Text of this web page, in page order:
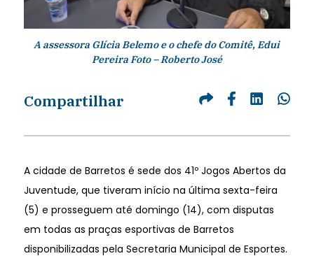
A assessora Glícia Belemo e o chefe do Comitê, Edui
Pereira Foto – Roberto José
Compartilhar
A cidade de Barretos é sede dos 41º Jogos Abertos da
Juventude, que tiveram início na última sexta-feira
(5) e prosseguem até domingo (14), com disputas
em todas as praças esportivas de Barretos
disponibilizadas pela Secretaria Municipal de Esportes.